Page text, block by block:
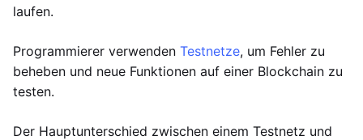
laufen.
Programmierer verwenden Testnetze, um Fehler zu
beheben und neue Funktionen auf einer Blockchain zu
testen.
Der Hauptunterschied zwischen einem Testnetz und